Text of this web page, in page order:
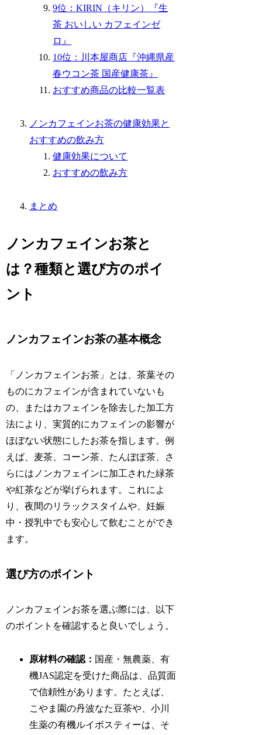
9位：KIRIN（キリン）『生
茶 おいしい カフェインゼ
ロ』
10位：川本屋商店『沖縄県産
春ウコン茶 国産健康茶』
おすすめ商品の比較一覧表
ノンカフェインお茶の健康効果と
おすすめの飲み方
健康効果について
おすすめの飲み方
まとめ
ノンカフェインお茶と
は？種類と選び方のポイ
ント
ノンカフェインお茶の基本概念
「ノンカフェインお茶」とは、茶葉その
ものにカフェインが含まれていないも
の、またはカフェインを除去した加工方
法により、実質的にカフェインの影響が
ほぼない状態にしたお茶を指します。例
えば、麦茶、コーン茶、たんぽぽ茶、さ
らにはノンカフェインに加工された緑茶
や紅茶などが挙げられます。これによ
り、夜間のリラックスタイムや、妊娠
中・授乳中でも安心して飲むことができ
ます。
選び方のポイント
ノンカフェインお茶を選ぶ際には、以下
のポイントを確認すると良いでしょう。
原材料の確認： 国産・無農薬、有
機JAS認定を受けた商品は、品質面
で信頼性があります。たとえば、
こやま園の丹波なた豆茶や、小川
生薬の有機ルイボスティーは、そ